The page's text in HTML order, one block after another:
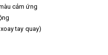
cảm ứng
tay quay)